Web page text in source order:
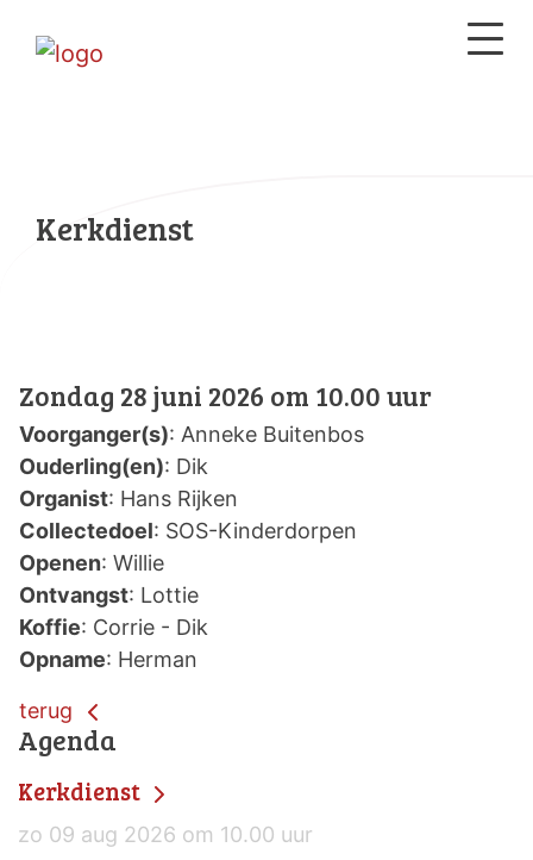
Kerkdienst
Zondag 28 juni 2026 om 10.00 uur
Voorganger(s): Anneke Buitenbos
Ouderling(en): Dik
Organist: Hans Rijken
Collectedoel: SOS-Kinderdorpen
Openen: Willie
Ontvangst: Lottie
Koffie: Corrie - Dik
Opname: Herman
terug
Agenda
Kerkdienst
zo 09 aug 2026 om 10.00 uur